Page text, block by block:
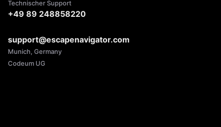
Technischer Support
+49 89 248858220
support@escapenavigator.com
Munich, Germany
Codeum UG